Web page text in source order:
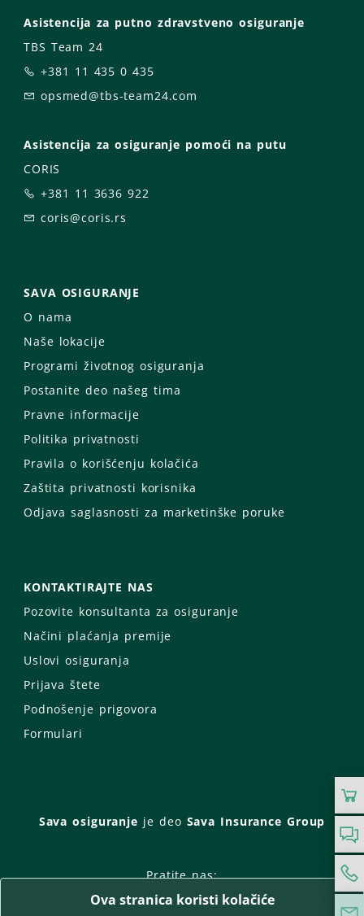
Asistencija za putno zdravstveno osiguranje
TBS Team 24
+381 11 435 0 435
opsmed@tbs-team24.com
Asistencija za osiguranje pomoći na putu
CORIS
+381 11 3636 922
coris@coris.rs
SAVA OSIGURANJE
O nama
Naše lokacije
Programi životnog osiguranja
Postanite deo našeg tima
Pravne informacije
Politika privatnosti
Pravila o korišćenju kolačića
Zaštita privatnosti korisnika
Odjava saglasnosti za marketinške poruke
KONTAKTIRAJTE NAS
Pozovite konsultanta za osiguranje
Načini plaćanja premije
Uslovi osiguranja
Prijava štete
Podnošenje prigovora
Formulari
Sava osiguranje je deo Sava Insurance Group
Pratite nas:
Facebook
Instagram
Ova stranica koristi kolačiće